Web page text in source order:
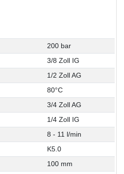
200 bar
3/8 Zoll IG
1/2 Zoll AG
80°C
3/4 Zoll AG
1/4 Zoll IG
8 - 11 l/min
K5.0
100 mm